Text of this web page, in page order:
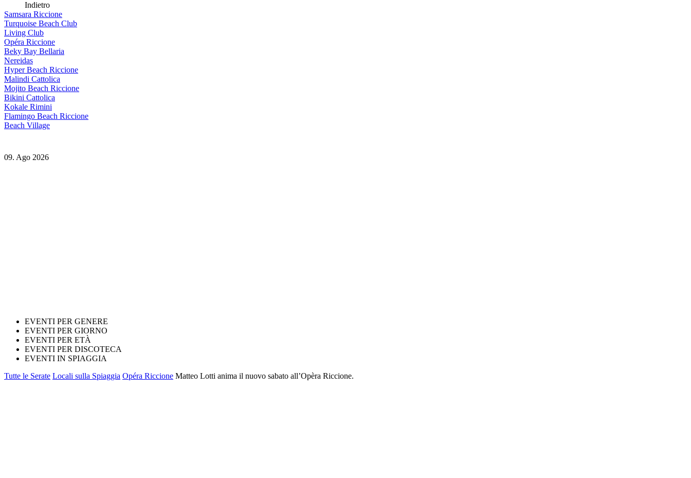
Indietro
Samsara Riccione
Turquoise Beach Club
Living Club
Opéra Riccione
Beky Bay Bellaria
Nereidas
Hyper Beach Riccione
Malindi Cattolica
Mojito Beach Riccione
Bikini Cattolica
Kokale Rimini
Flamingo Beach Riccione
Beach Village
09. Ago 2026
EVENTI PER GENERE
EVENTI PER GIORNO
EVENTI PER ETÀ
EVENTI PER DISCOTECA
EVENTI IN SPIAGGIA
Tutte le Serate Locali sulla Spiaggia Opéra Riccione Matteo Lotti anima il nuovo sabato all’Opèra Riccione.